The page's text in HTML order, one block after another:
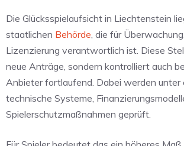
Die Glücksspielaufsicht in Liechtenstein
staatlichen Behörde , die für
Lizenzierung verantwortlich ist. Diese
neue Anträge, sondern kontrolliert auch
Anbieter fortlaufend. Dabei werden unter
technische Systeme,
Spielerschutzmaßnahmen geprüft.